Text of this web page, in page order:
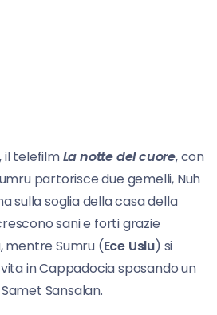
il telefilmLa notte del cuore, con
partorisce due gemelli, Nuh
sulla soglia della casa della
sani e forti grazie
mentre Sumru (Ece Uslu) si
in Cappadocia sposando un
Sansalan.